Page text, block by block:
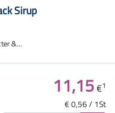
Sirup
&...
11,15€1
€ 0,56 / 1St